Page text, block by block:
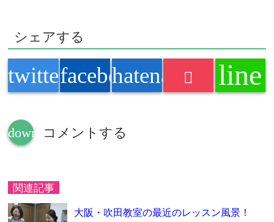
シェアする
twitterfacebookhatenabookmark
line
down コメントする
関連記事
大阪・吹田教室の最近のレッスン風景！